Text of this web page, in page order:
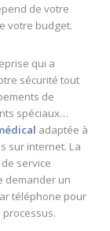
de votre
votre budget.
qui a
sécurité tout
de
spéciaux…
adaptée à
sur internet. La
service
demander un
téléphone pour